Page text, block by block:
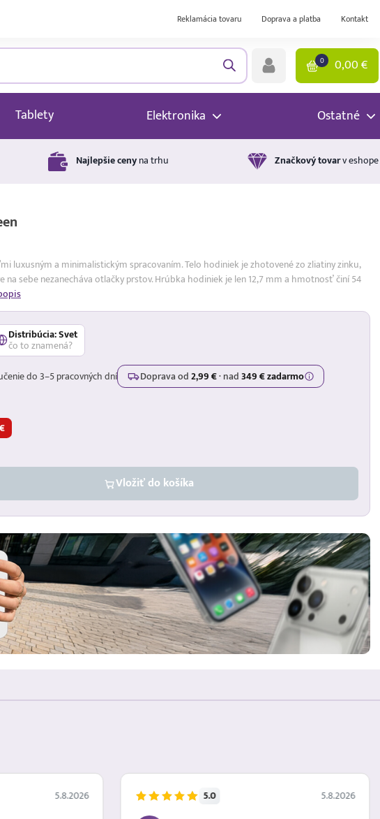
Reklamácia tovaru Doprava a platba Kontakt
0 0,00€
Tablety Elektronika Ostatné
Najlepšie cenyna trhu Značkový tovarv eshope
luxusným a minimalistickým spracovaním. Telo hodiniek je zhotovené zo zliatiny zinku,
sebe nezanecháva otlačky prstov. Hrúbka hodiniek je len 12,7 mm a hmotnosť činí 54
Distribúcia: Svet
čo to znamená?
do 3–5 pracovných dní Doprava od2,99 €·nad349 € zadarmo
Vložiť do košíka
5.8.2026 5.0 5.8.2026